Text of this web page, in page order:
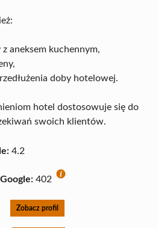
aneksem kuchennym,
doby hotelowej.
hotel dostosowuje się do
swoich klientów.
4.2
402
Zobacz profil